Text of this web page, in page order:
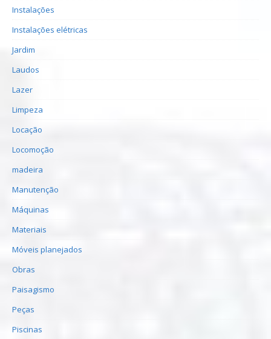
Instalações
Instalações elétricas
Jardim
Laudos
Lazer
Limpeza
Locação
Locomoção
madeira
Manutenção
Máquinas
Materiais
Móveis planejados
Obras
Paisagismo
Peças
Piscinas